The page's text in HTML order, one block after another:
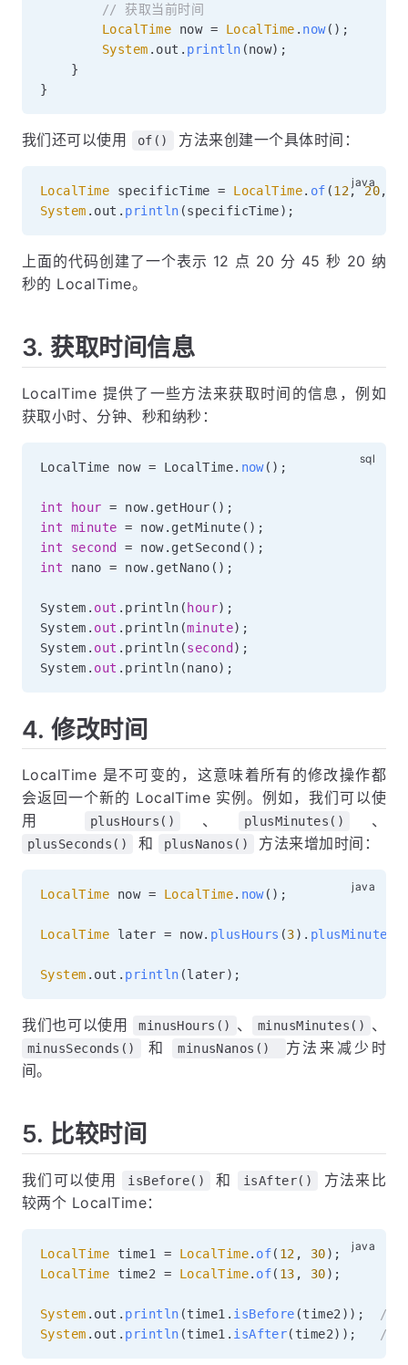
// 获取当前时间
LocalTime now = LocalTime . now( ) ;
System . out . println (now) ;
}
}
我们还可以使用 of() 方法来创建一个具体时间：
LocalTime specificTime = LocalTime. of (12, 20,
System . out . println (specificTime) ;
上面的代码创建了一个表示 12 点 20 分 45 秒 20 纳
秒的 LocalTime。
3. 获取时间信息
LocalTime 提供了一些方法来获取时间的信息，例如
获取小时、分钟、秒和纳秒：
LocalTime now = LocalTime. now( ) ;
int hour = now. getHour ( ) ;
int
minute = now. getMinute ( ) ;
int
second = now. getSecond ( ) ;
int nano = now. getNano ( ) ;
System . out . println ( hour) ;
System . out . println (minute) ;
System . out . println (second ) ;
System . out . println (nano) ;
4. 修改时间
LocalTime 是不可变的，这意味着所有的修改操作都
会返回一个新的 LocalTime 实例。例如，我们可以使
用
plusHours() 、 plusMinutes() 、
plusSeconds() 和 plusNanos() 方法来增加时间：
LocalTime now = LocalTime. now( ) ;
LocalTime later = now. plusHours (3) . plusMinutes
System . out . println (later) ;
我们也可以使用 minusHours() 、 minusMinutes() 、
minusSeconds() 和 minusNanos()
方法来减少时
间。
5. 比较时间
我们可以使用 isBefore() 和 isAfter()
方法来比
较两个 LocalTime：
LocalTime time1 = LocalTime. of( 12 , 30) ;
LocalTime time2 = LocalTime. of( 13 , 30) ;
System . out . println (time1 . isBefore (time2) ) ;
//
System . out . println (time1 . isAfter( time2) ) ; //